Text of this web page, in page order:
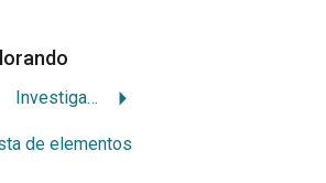
Investigación en curso sobre contaminación costera en Costa Rica
de elementos